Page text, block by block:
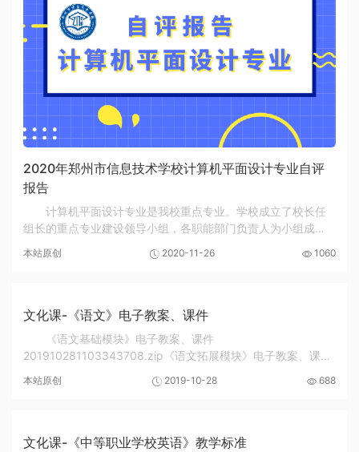
2020年郑州市信息技术学校计算机平面设计专业自评
报告
计算机平面设计专业是我校重点专业。学校成立了校长任
组长的重点专业建设领导小组，各职能部门负责人为小组成
改革的顺利进行。
本站原创 2020-11-26 1060
文化课-《语文》电子教案、课件
《语文基础模块》电子教案、课件
201910281103343708.zip《语文拓展模块》电子教案、课件
201910281110500343.zip
本站原创 2019-10-28 688
文化课-《中等职业学校英语》教学标准